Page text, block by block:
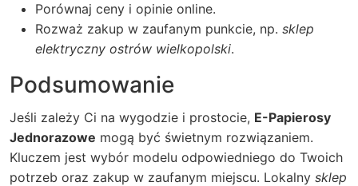
Porównaj ceny i opinie online.
Rozważ zakup w zaufanym punkcie, np. sklep
elektryczny ostrów wielkopolski.
Podsumowanie
Jeśli zależy Ci na wygodzie i prostocie, E-Papierosy
Jednorazowe mogą być świetnym rozwiązaniem.
Kluczem jest wybór modelu odpowiedniego do Twoich
potrzeb oraz zakup w zaufanym miejscu. Lokalny sklep